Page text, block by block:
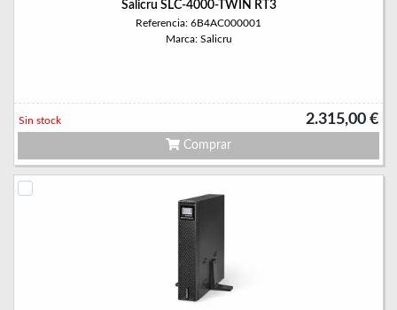
Salicru SLC-4000-TWIN RT3
Referencia: 6B4AC000001
Marca: Salicru
2.315,00 €
Sin stock
Comprar